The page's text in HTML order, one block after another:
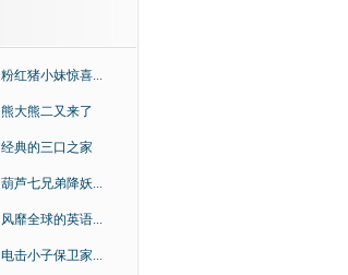
粉红猪小妹惊喜...
熊大熊二又来了
经典的三口之家
葫芦七兄弟降妖...
风靡全球的英语...
电击小子保卫家...